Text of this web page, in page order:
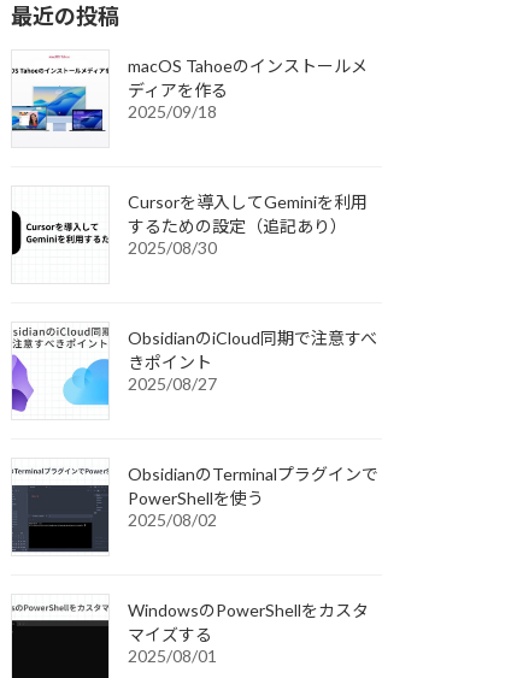
最近の投稿
macOS Tahoeのインストールメ
ディアを作る
2025/09/18
Cursorを導入してGeminiを利用
するための設定（追記あり）
2025/08/30
ObsidianのiCloud同期で注意すべ
きポイント
2025/08/27
ObsidianのTerminalプラグインで
PowerShellを使う
2025/08/02
WindowsのPowerShellをカスタ
マイズする
2025/08/01